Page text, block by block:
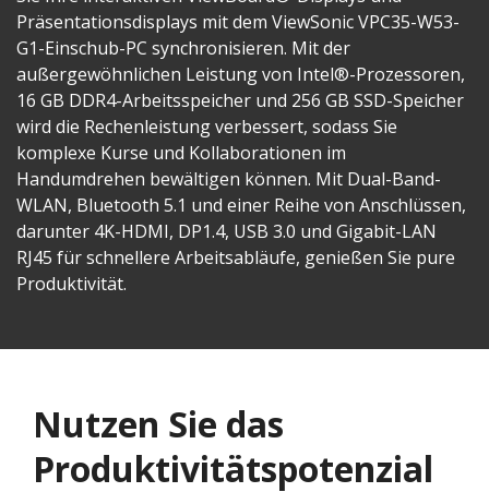
Präsentationsdisplays mit dem ViewSonic VPC35-W53-
G1-Einschub-PC synchronisieren. Mit der
außergewöhnlichen Leistung von Intel®-Prozessoren,
16 GB DDR4-Arbeitsspeicher und 256 GB SSD-Speicher
wird die Rechenleistung verbessert, sodass Sie
komplexe Kurse und Kollaborationen im
Handumdrehen bewältigen können. Mit Dual-Band-
WLAN, Bluetooth 5.1 und einer Reihe von Anschlüssen,
darunter 4K-HDMI, DP1.4, USB 3.0 und Gigabit-LAN
RJ45 für schnellere Arbeitsabläufe, genießen Sie pure
Produktivität.​
Nutzen Sie das
Produktivitätspotenzial